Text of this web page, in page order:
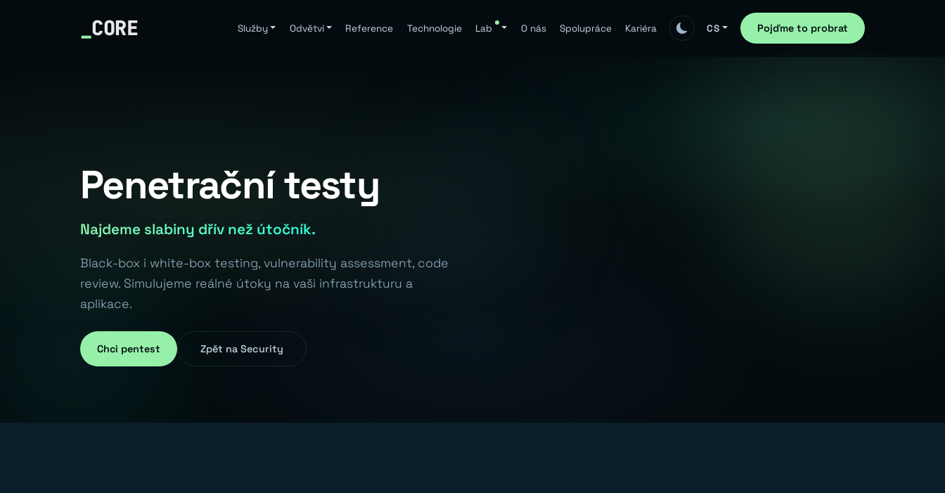
_CORE Služby Odvětví Reference Technologie Lab O nás Spolupráce Kariéra CS Pojďme to probrat
Penetrační testy
Najdeme slabiny dřív než útočník.
Black-box i white-box testing, vulnerability assessment, code
review. Simulujeme reálné útoky na vaši infrastrukturu a
aplikace.
Chci pentest Zpět na Security